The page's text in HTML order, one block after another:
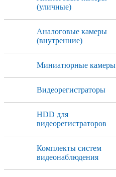
(уличные)
Аналоговые камеры
(внутренние)
Миниатюрные камеры
Видеорегистраторы
HDD для
видеорегистраторов
Комплекты систем
видеонаблюдения